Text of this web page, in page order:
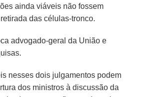
ainda viáveis não fossem
das células-tronco.
advogado-geral da União e
nesses dois julgamentos podem
dos ministros à discussão da